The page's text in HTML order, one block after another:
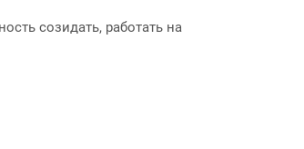
созидать, работать на